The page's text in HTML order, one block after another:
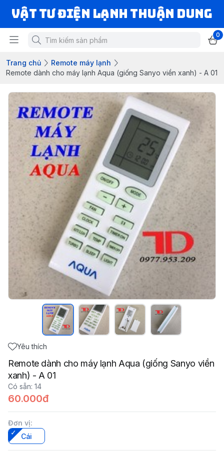
VẬT TƯ ĐIỆN LẠNH THUẬN DUNG
0
Trang chủ
Remote máy lạnh
Remote dành cho máy lạnh Aqua (giống Sanyo viền xanh) - A 01
Yêu thích
Remote dành cho máy lạnh Aqua (giống Sanyo viền
xanh) - A 01
Có sẵn: 14
60.000đ
Đơn vị:
Cái